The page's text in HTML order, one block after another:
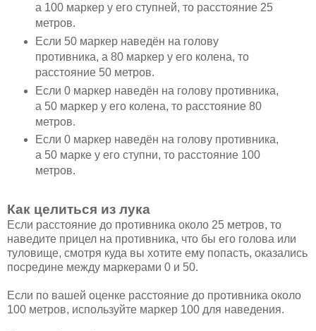
а 100 маркер у его ступней, то расстояние 25
метров.
Если 50 маркер наведён на голову
противника, а 80 маркер у его колена, то
расстояние 50 метров.
Если 0 маркер наведён на голову противника,
а 50 маркер у его колена, то расстояние 80
метров.
Если 0 маркер наведён на голову противника,
а 50 марке у его ступни, то расстояние 100
метров.
Как целиться из лука
Если расстояние до противника около 25 метров, то
наведите прицел на противника, что бы его голова или
туловище, смотря куда вы хотите ему попасть, оказались
посредине между маркерами 0 и 50.
Если по вашей оценке расстояние до противника около
100 метров, используйте маркер 100 для наведения.